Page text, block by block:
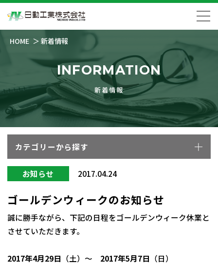
HOME 新着情報
INFORMATION
新着情報
カテゴリーから探す
お知らせ 2017.04.24
ゴールデンウィークのお知らせ
誠に勝手ながら、下記の日程をゴールデンウィーク休業と
させていただきます。
2017年4月29日 （土）～ 2017年5月7日 （日）